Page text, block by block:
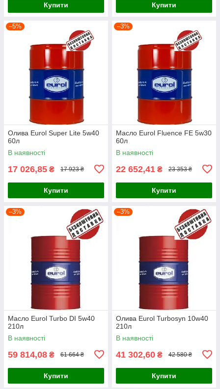
Купити Купити
–5%
Олива Eurol Super Lite 5w40
60л
В наявності
17 026,85 ₴ 17 923 ₴
Купити
–3%
Масло Eurol Fluence FE 5w30
60л
В наявності
22 652,41 ₴ 23 353 ₴
Купити
–3%
Масло Eurol Turbo DI 5w40
210л
В наявності
59 814,08 ₴ 61 664 ₴
Купити
–3%
Олива Eurol Turbosyn 10w40
210л
В наявності
41 302,60 ₴ 42 580 ₴
Купити